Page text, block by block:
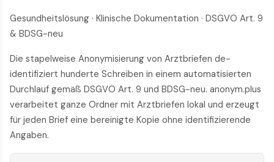
Gesundheitslösung · Klinische Dokumentation · DSGVO Art. 9
& BDSG-neu
Die stapelweise Anonymisierung von Arztbriefen de-
identifiziert hunderte Schreiben in einem automatisierten
Durchlauf gemäß DSGVO Art. 9 und BDSG-neu. anonym.plus
verarbeitet ganze Ordner mit Arztbriefen lokal und erzeugt
für jeden Brief eine bereinigte Kopie ohne identifizierende
Angaben.